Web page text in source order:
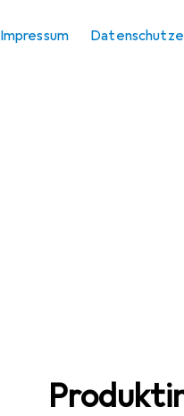
Impressum